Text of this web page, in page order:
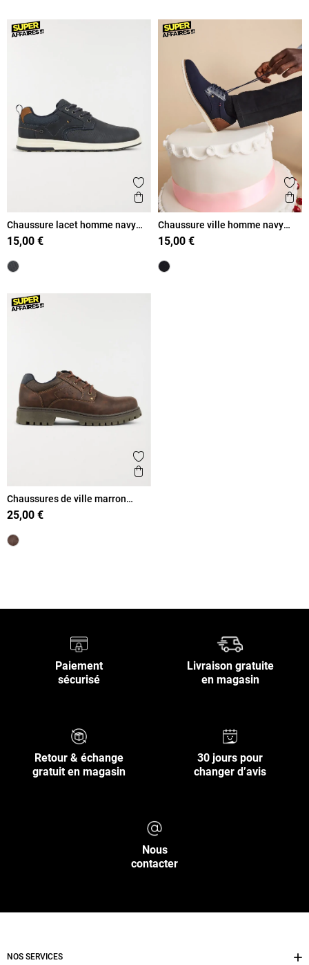
Ajouter aux favoris
Aperçu rapide
Chaussure lacet homme navy
(40-45)
15,00 €
Chaussure ville homme navy
(40-46)
15,00 €
Ajouter aux favoris
Aperçu rapide
Chaussures de ville marron
homme (40-45)
25,00 €
Paiement
sécurisé
Livraison gratuite
en magasin
Retour & échange
gratuit en magasin
30 jours pour
changer d’avis
Nous
contacter
NOS SERVICES